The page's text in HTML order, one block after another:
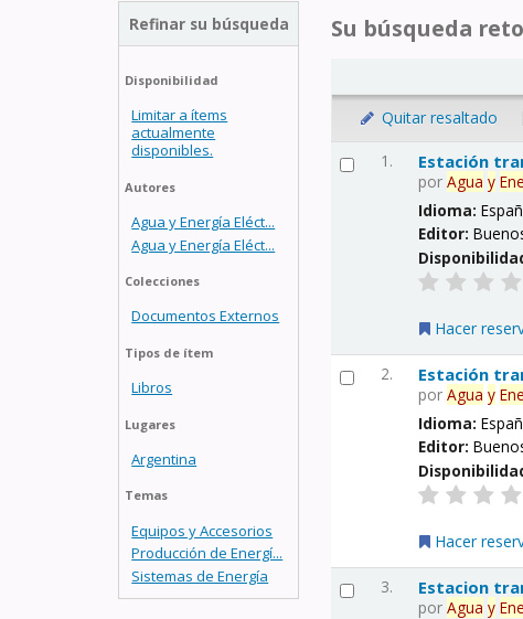
Refinar su búsqueda
Disponibilidad
Limitar a ítems
actualmente
disponibles.
Autores
Agua y Energía Eléct...
Agua y Energía Eléct...
Colecciones
Documentos Externos
Tipos de ítem
Libros
Lugares
Argentina
Temas
Equipos y Accesorios
Producción de Energí...
Sistemas de Energía
Su búsqueda
Quitar resaltado
1. Estación
porAgua y
Idioma:
Editor:
Hacer
2. Estación
porAgua y
Idioma:
Editor:
Hacer
3. Estacion
porAgua y